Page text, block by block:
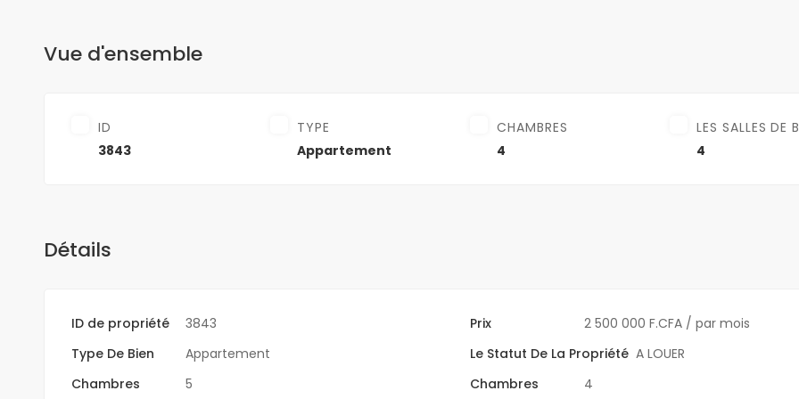
Vue d'ensemble
ID
3843
TYPE
Appartement
CHAMBRES
4
LES SALLES DE
4
Détails
ID de propriété 3843 Prix 2 500 000 F.CFA / par mois
Type De Bien
Appartement Le Statut De La Propriété A LOUER
Chambres
5 Chambres 4